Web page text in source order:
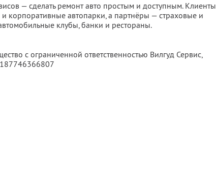
— сделать ремонт авто простым и доступным. Клиенты
корпоративные автопарки, а партнёры — страховые и
клубы, банки и рестораны.
с ограниченной ответственностью Вилгуд Сервис,